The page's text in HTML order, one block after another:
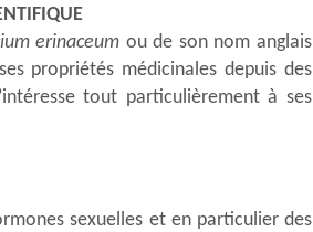
erinaceum ou de son nom anglais
propriétés médicinales depuis des
tout particulièrement à ses
sexuelles et en particulier des